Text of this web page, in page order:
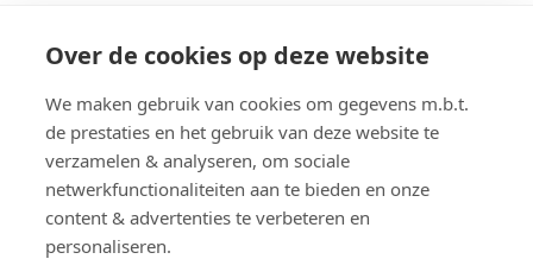
Over de cookies op deze website
We maken gebruik van cookies om gegevens m.b.t.
de prestaties en het gebruik van deze website te
verzamelen & analyseren, om sociale
netwerkfunctionaliteiten aan te bieden en onze
content & advertenties te verbeteren en
personaliseren.
eigenaars 09022023
3.82 MB